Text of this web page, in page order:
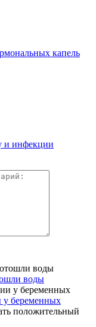
капель
и инфекции
воды
у беременных